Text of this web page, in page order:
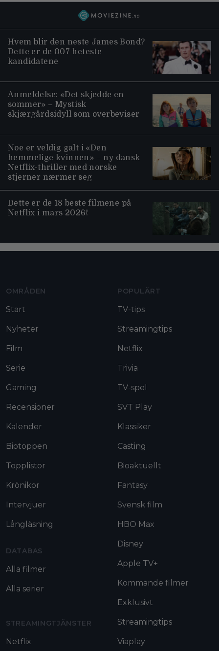
Hvem blir den neste James Bond?
Dette er de 007 heteste
kandidatene
Anmeldelse: «Det skjedde en
sommer» – Mystisk
skjærgårdsidyll som overbeviser
Noe er veldig galt i «Den
hemmelige kvinnen» – ny dansk
Netflix-thriller med norske
stjerner nærmer seg
Dette er de 18 beste filmene på
Netflix i mars 2026!
OMRÅDEN
Start
Nyheter
Film
Serie
Gaming
Recensioner
Kalender
Biotoppen
Topplistor
Krönikor
Intervjuer
Långläsning
DATABAS
Alla filmer
Alla serier
STREAMINGTJÄNSTER
Netflix
POPULÄRT
TV-tips
Streamingtips
Netflix
Trivia
TV-spel
SVT Play
Klassiker
Casting
Bioaktuellt
Fantasy
Svensk film
HBO Max
Disney
Apple TV+
Kommande filmer
Exklusivt
Streamingtips
Viaplay